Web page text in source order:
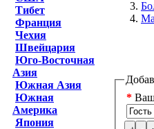
Тибет
Франция
Чехия
Швейцария
Юго-Восточная
Азия
Южная Азия
Южная
Америка
Япония
*